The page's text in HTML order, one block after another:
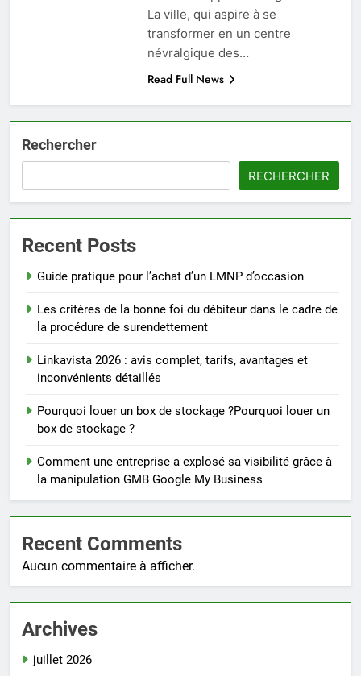
La ville, qui aspire à se
transformer en un centre
névralgique des…
Read Full News
Rechercher
RECHERCHER
Recent Posts
Guide pratique pour l’achat d’un LMNP d’occasion
Les critères de la bonne foi du débiteur dans le cadre de
la procédure de surendettement
Linkavista 2026 : avis complet, tarifs, avantages et
inconvénients détaillés
Pourquoi louer un box de stockage ?Pourquoi louer un
box de stockage ?
Comment une entreprise a explosé sa visibilité grâce à
la manipulation GMB Google My Business
Recent Comments
Aucun commentaire à afficher.
Archives
juillet 2026